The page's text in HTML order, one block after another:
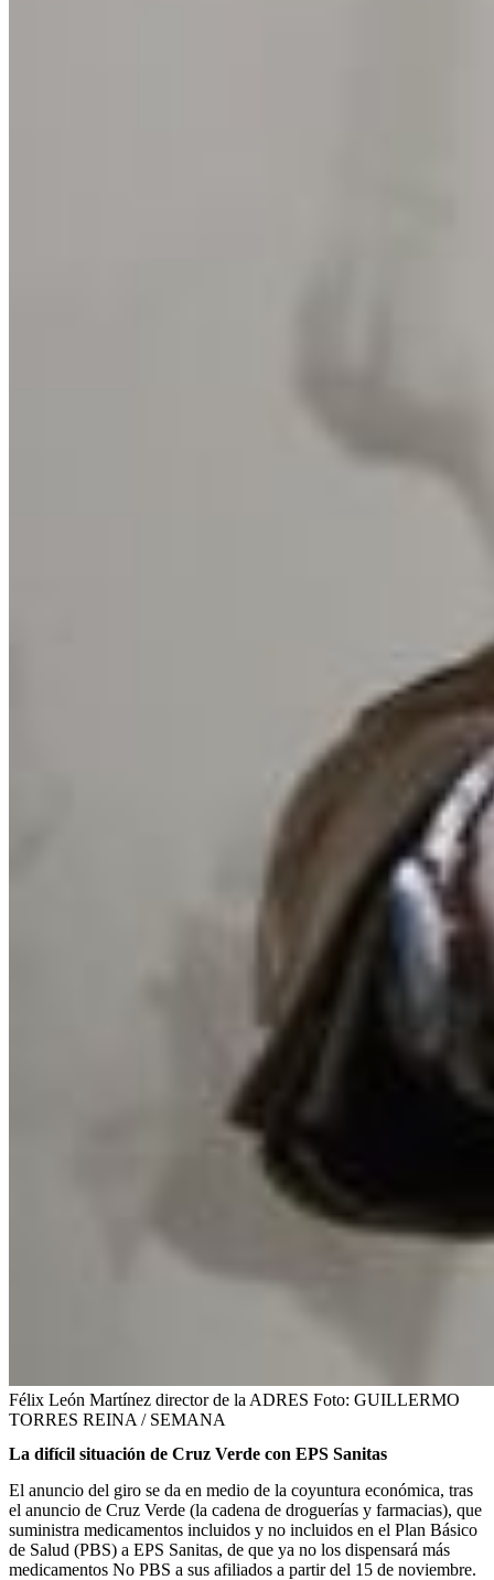
Félix León Martínez director de la ADRES Foto: GUILLERMO
TORRES REINA / SEMANA
La difícil situación de Cruz Verde con EPS Sanitas
El anuncio del giro se da en medio de la coyuntura económica, tras
el anuncio de Cruz Verde (la cadena de droguerías y farmacias), que
suministra medicamentos incluidos y no incluidos en el Plan Básico
de Salud (PBS) a EPS Sanitas, de que ya no los dispensará más
medicamentos No PBS a sus afiliados a partir del 15 de noviembre.